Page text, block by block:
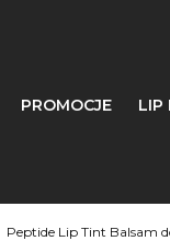
PROMOCJE LIP
Peptide Lip Tint Balsam